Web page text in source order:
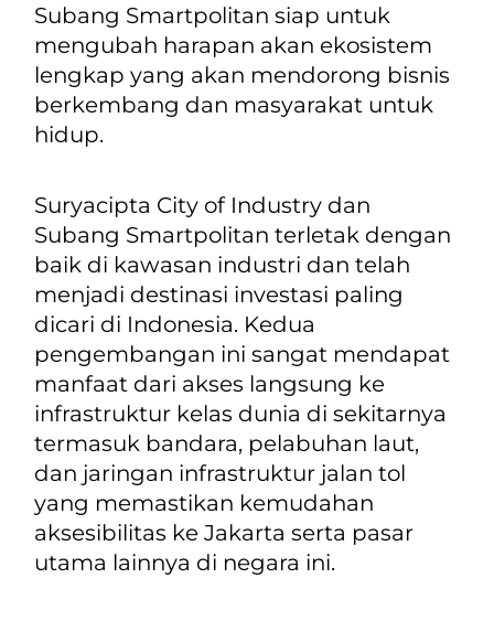
Subang Smartpolitan siap untuk
mengubah harapan akan ekosistem
lengkap yang akan mendorong bisnis
berkembang dan masyarakat untuk
hidup.
Suryacipta City of Industry dan
Subang Smartpolitan terletak dengan
baik di kawasan industri dan telah
menjadi destinasi investasi paling
dicari di Indonesia. Kedua
pengembangan ini sangat mendapat
manfaat dari akses langsung ke
infrastruktur kelas dunia di sekitarnya
termasuk bandara, pelabuhan laut,
dan jaringan infrastruktur jalan tol
yang memastikan kemudahan
aksesibilitas ke Jakarta serta pasar
utama lainnya di negara ini.